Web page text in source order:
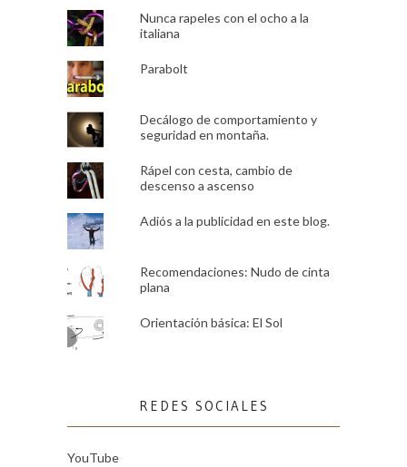
Nunca rapeles con el ocho a la
italiana
Parabolt
Decálogo de comportamiento y
seguridad en montaña.
Rápel con cesta, cambio de
descenso a ascenso
Adiós a la publicidad en este blog.
Recomendaciones: Nudo de cinta
plana
Orientación básica: El Sol
REDES SOCIALES
YouTube